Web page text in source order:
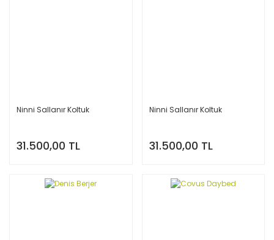
Ninni Sallanır Koltuk
31.500,00 TL
Ninni Sallanır Koltuk
31.500,00 TL